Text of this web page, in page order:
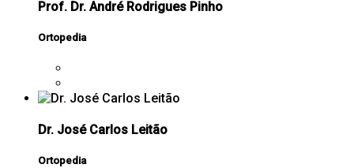
Prof. Dr. André Rodrigues Pinho
Ortopedia
Dr. José Carlos Leitão
Ortopedia